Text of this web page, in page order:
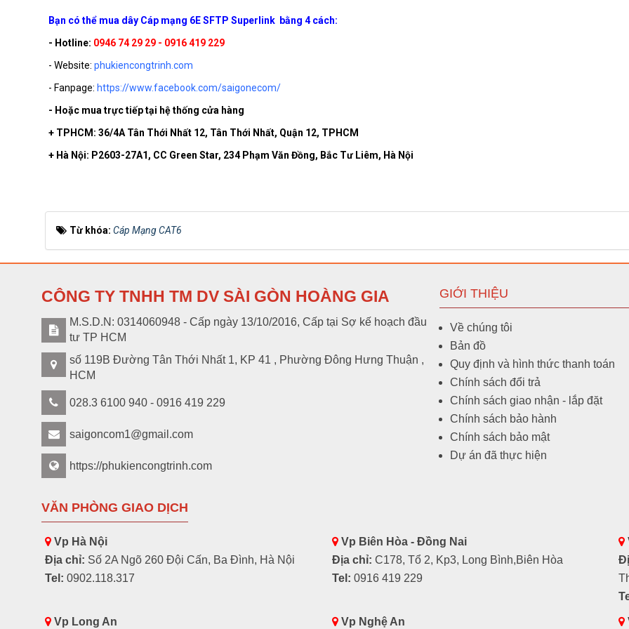
Bạn có thể mua dây Cáp mạng 6E SFTP Superlink bằng 4 cách:
- Hotline: 0946 74 29 29 - 0916 419 229
- Website: phukiencongtrinh.com
- Fanpage: https://www.facebook.com/saigonecom/
- Hoặc mua trực tiếp tại hệ thống cửa hàng
+ TPHCM: 36/4A Tân Thới Nhất 12, Tân Thới Nhất, Quận 12, TPHCM
+ Hà Nội: P2603-27A1, CC Green Star, 234 Phạm Văn Đồng, Bắc Tư Liêm, Hà Nội
Từ khóa: Cáp Mạng CAT6
CÔNG TY TNHH TM DV SÀI GÒN HOÀNG GIA
M.S.D.N: 0314060948 - Cấp ngày 13/10/2016, Cấp tại Sợ kế hoạch đầu
tư TP HCM
số 119B Đường Tân Thới Nhất 1, KP 41 , Phường Đông Hưng Thuận ,
HCM
028.3 6100 940 - 0916 419 229
saigoncom1@gmail.com
https://phukiencongtrinh.com
GIỚI THIỆU
Về chúng tôi
Bản đồ
Quy định và hình thức thanh toán
Chính sách đổi trả
Chính sách giao nhận - lắp đặt
Chính sách bảo hành
Chính sách bảo mật
Dự án đã thực hiện
VĂN PHÒNG GIAO DỊCH
Vp Hà Nội
Địa chỉ: Số 2A Ngõ 260 Đội Cấn, Ba Đình, Hà Nội
Tel: 0902.118.317
Vp Biên Hòa - Đồng Nai
Địa chỉ: C178, Tổ 2, Kp3, Long Bình,Biên Hòa
Tel: 0916 419 229
Vp Long An Vp Nghệ An